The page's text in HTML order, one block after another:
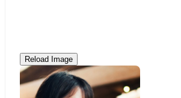
Reload Image